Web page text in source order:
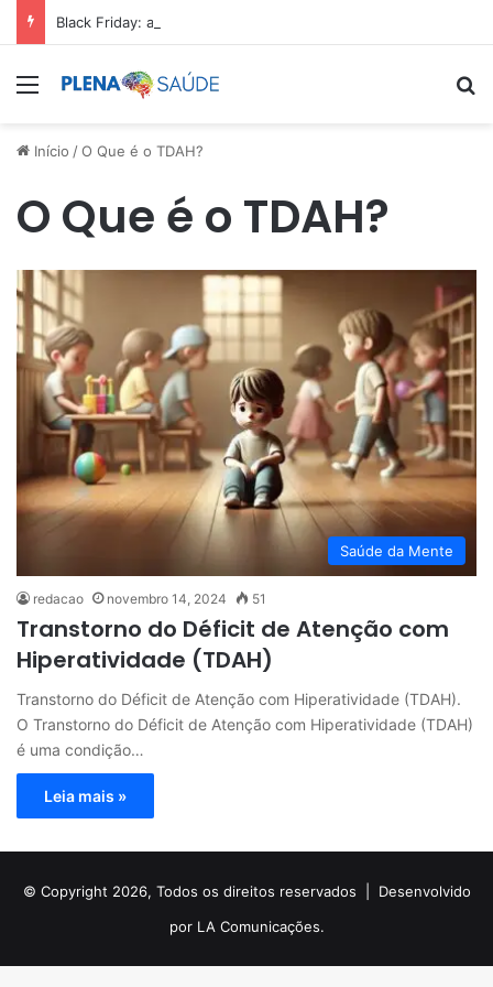
Black Friday: aproveite antes que acabe
Menu
Início /O Que é o TDAH?
O Que é o TDAH?
Saúde da Mente
redacao novembro 14, 2024 51
Transtorno do Déficit de Atenção com
Hiperatividade (TDAH)
Transtorno do Déficit de Atenção com Hiperatividade (TDAH).
O Transtorno do Déficit de Atenção com Hiperatividade (TDAH)
é uma condição…
Leia mais »
© Copyright 2026, Todos os direitos reservados | Desenvolvido
por LA Comunicações.